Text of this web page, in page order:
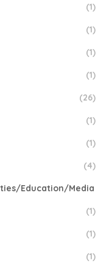
(1)
(1)
(1)
(1)
(26)
(1)
(1)
(4)
Education/Media
(1)
(1)
(1)